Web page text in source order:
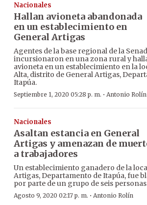
Nacionales
Hallan avioneta abandonada
en un establecimiento en
General Artigas
Agentes de la base regional de la
incursionaron en una zona rural y
avioneta en un establecimiento en la
Alta, distrito de General Artigas,
Itapúa.
Septiembre 1, 2020 05:28 p. m. · Antonio Rolín
Nacionales
Asaltan estancia en General
Artigas y amenazan de
a trabajadores
Un establecimiento ganadero de la
Artigas, Departamento de Itapúa, fue
por parte de un grupo de seis
Agosto 9, 2020 02:17 p. m. · Antonio Rolín